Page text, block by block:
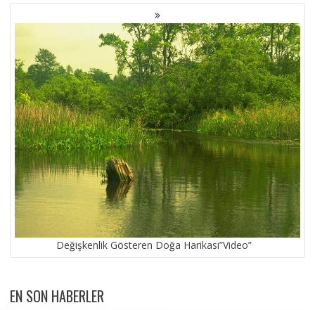
Değişkenlik Gösteren Doğa Harikası”Video”
EN SON HABERLER